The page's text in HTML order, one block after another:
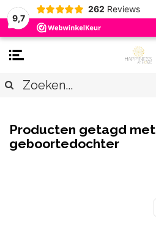
9,7
262 Reviews
Producten getagd met
geboortedochter